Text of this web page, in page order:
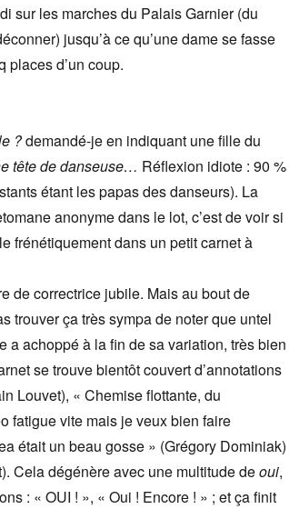
sur les marches du Palais Garnier (du
jusqu’à ce qu’une dame se fasse
places d’un coup.
?demandé-je en indiquant une fille du
tête de danseuse… Réflexion idiote : 90 %
étant les papas des danseurs). La
anonyme dans le lot, c’est de voir si
frénétiquement dans un petit carnet à
de correctrice jubile. Mais au bout de
trouver ça très sympa de noter que untel
a achoppé à la fin de sa variation, très bien
se trouve bientôt couvert d’annotations
Louvet), « Chemise flottante, du
fatigue vite mais je veux bien faire
était un beau gosse » (Grégory Dominiak)
Cela dégénère avec une multitude deoui,
: « OUI ! », « Oui ! Encore ! » ; et ça finit